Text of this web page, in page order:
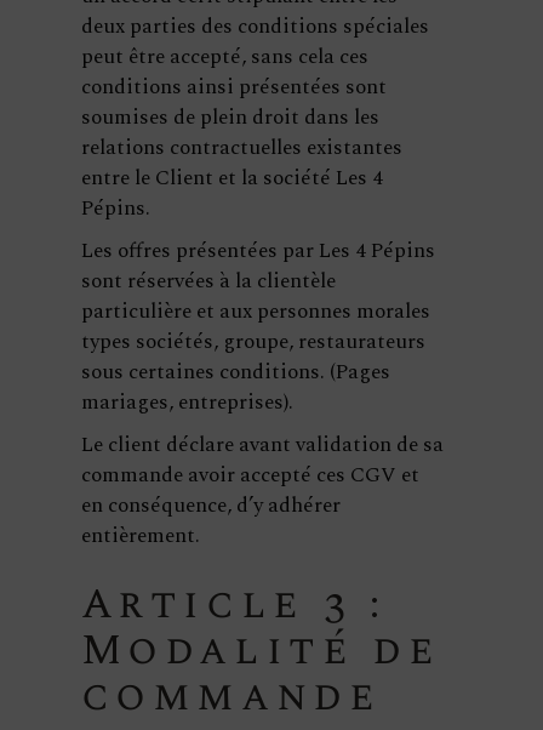
deux parties des conditions spéciales
peut être accepté, sans cela ces
conditions ainsi présentées sont
soumises de plein droit dans les
relations contractuelles existantes
entre le Client et la société Les 4
Pépins.
Les offres présentées par Les 4 Pépins
sont réservées à la clientèle
particulière et aux personnes morales
types sociétés, groupe, restaurateurs
sous certaines conditions. (Pages
mariages, entreprises).
Le client déclare avant validation de sa
commande avoir accepté ces CGV et
en conséquence, d’y adhérer
entièrement.
Article 3 :
Modalité de
commande